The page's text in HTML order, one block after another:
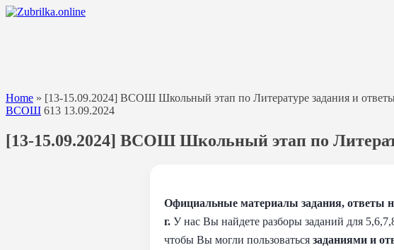
Перейти
Home » [13-15.09.2024] ВСОШ Школьный этап по Литературе задания и ответы
ВСОШ 613 13.09.2024
[13-15.09.2024] ВСОШ Школьный этап по
Официальные материалы задания, ответы
г. У нас Вы найдете разборы заданий для
чтобы Вы могли пользоваться заданиями и